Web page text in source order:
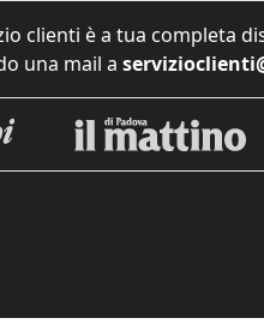
clienti è a tua completa
una mail a